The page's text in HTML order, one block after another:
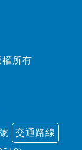
所有
交通路線